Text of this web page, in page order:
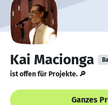
Kai Macionga
ist offen für Projekte. 🔎
Ganzes